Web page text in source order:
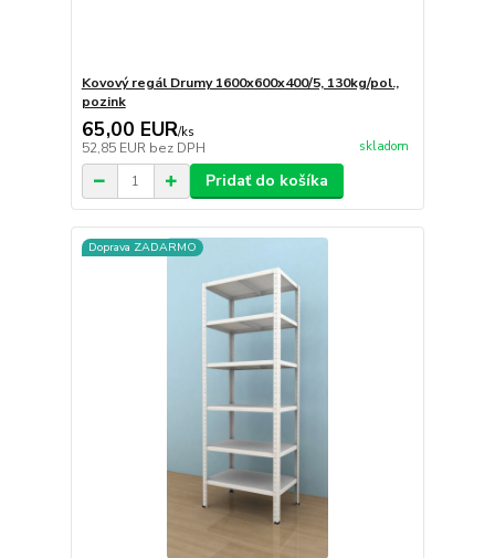
Kovový regál Drumy 1600x600x400/5, 130kg/pol.,
pozink
65,00 EUR/ks
52,85 EUR bez DPH skladom
Pridať do košíka
Doprava ZADARMO